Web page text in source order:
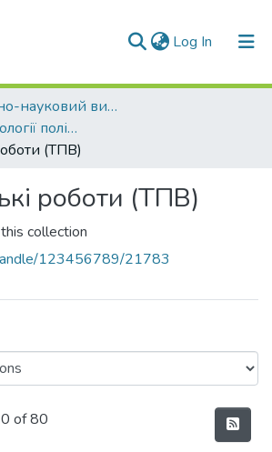
Log In (current)
Навчально-науковий видавничо-полiграфiчний інститут (НН ВПІ)
Кафедра технології поліграфічного виробництва (ТПВ)
(ТПВ)
роботи (ТПВ)
collection
123456789/21783
of 80